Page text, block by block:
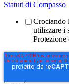
Statuti di Compasso
Crociando
utilizzare i
Protezione